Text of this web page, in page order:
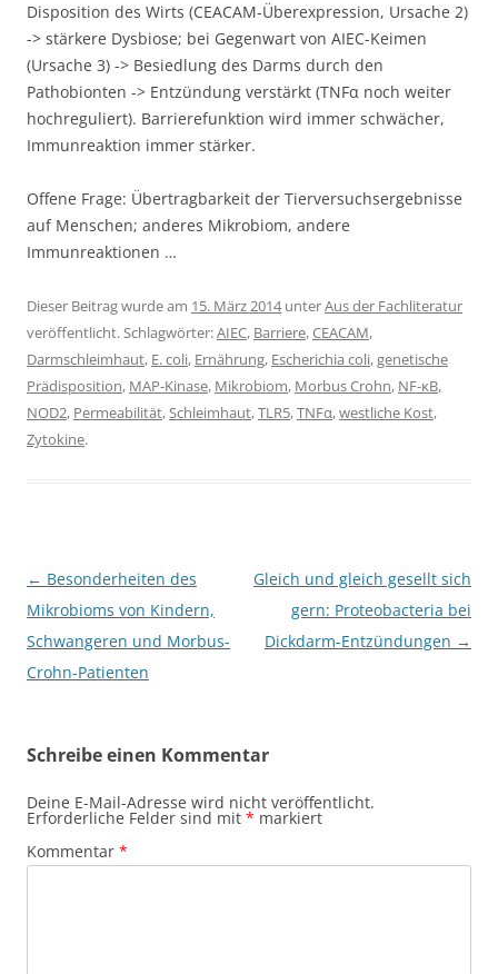
Disposition des Wirts (CEACAM-Überexpression, Ursache 2)
-> stärkere Dysbiose; bei Gegenwart von AIEC-Keimen
(Ursache 3) -> Besiedlung des Darms durch den
Pathobionten -> Entzündung verstärkt (TNFα noch weiter
hochreguliert). Barrierefunktion wird immer schwächer,
Immunreaktion immer stärker.
Offene Frage: Übertragbarkeit der Tierversuchsergebnisse
auf Menschen; anderes Mikrobiom, andere
Immunreaktionen …
Dieser Beitrag wurde am 15. März 2014unterAus der Fachliteratur
veröffentlicht. Schlagwörter:AIEC, Barriere,CEACAM,
Darmschleimhaut, E. coli, Ernährung, Escherichia coli,genetische
Prädisposition, MAP-Kinase, Mikrobiom, Morbus Crohn, NF-κB,
NOD2, Permeabilität,Schleimhaut,TLR5,TNFα,westliche Kost,
Zytokine.
Beitragsnavigation
← Besonderheiten des
Mikrobioms von Kindern,
Schwangeren und Morbus-
Crohn-Patienten
Gleich und gleich gesellt sich
gern: Proteobacteria bei
Dickdarm-Entzündungen →
Schreibe einen Kommentar
Deine E-Mail-Adresse wird nicht veröffentlicht.
Erforderliche Felder sind mit * markiert
Kommentar *